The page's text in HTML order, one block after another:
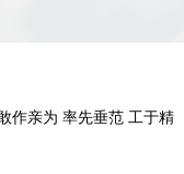
作亲为 率先垂范 工于精